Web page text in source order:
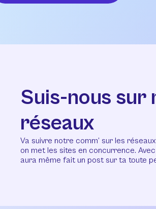
Suis-nous sur
réseaux
Va suivre notre comm’ sur les
on met les sites en concurrence.
aura même fait un post sur ta toute